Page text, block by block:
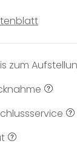
zum